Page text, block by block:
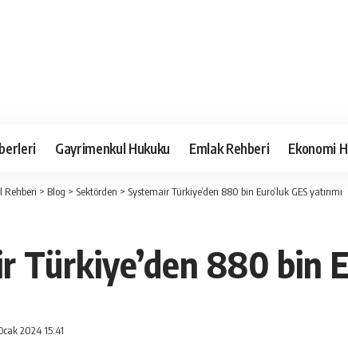
Gayrimenkul Hukuku Emlak Rehberi Ekonomi
Rehberi > Blog > Sektörden > Systemair Türkiye’den 880 bin Euro’luk GES yatırımı
Türkiye’den 880 bin
2024 15:41